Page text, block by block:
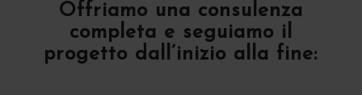
Offriamo una consulenza
completa e seguiamo il
progetto dall’inizio alla fine: